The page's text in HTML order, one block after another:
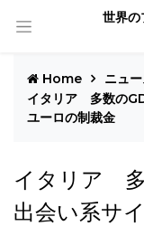
世界の
Home
ニュ
イタリア 多数の
ユーロの制裁金
イタリア 多
出会い系サ